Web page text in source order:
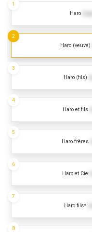
Haro
1
Haro (veuve)
2
Haro (fils)
3
Haro et fils
4
Haro frères
5
Haro et Cie
6
Haro fils*
7
8